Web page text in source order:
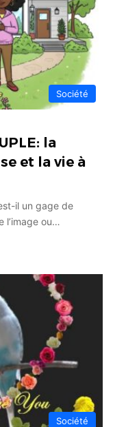
Société
la
et la vie à
il un gage de
l’image ou…
Société